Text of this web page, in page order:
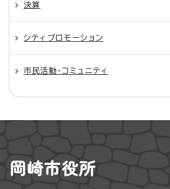
決算
シティプロモーション
市民活動・コミュニティ
岡崎市役所